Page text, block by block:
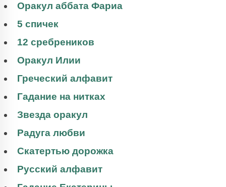
Оракул аббата Фариа
5 спичек
12 сребреников
Оракул Илии
Греческий алфавит
Гадание на нитках
Звезда оракул
Радуга любви
Скатертью дорожка
Русский алфавит